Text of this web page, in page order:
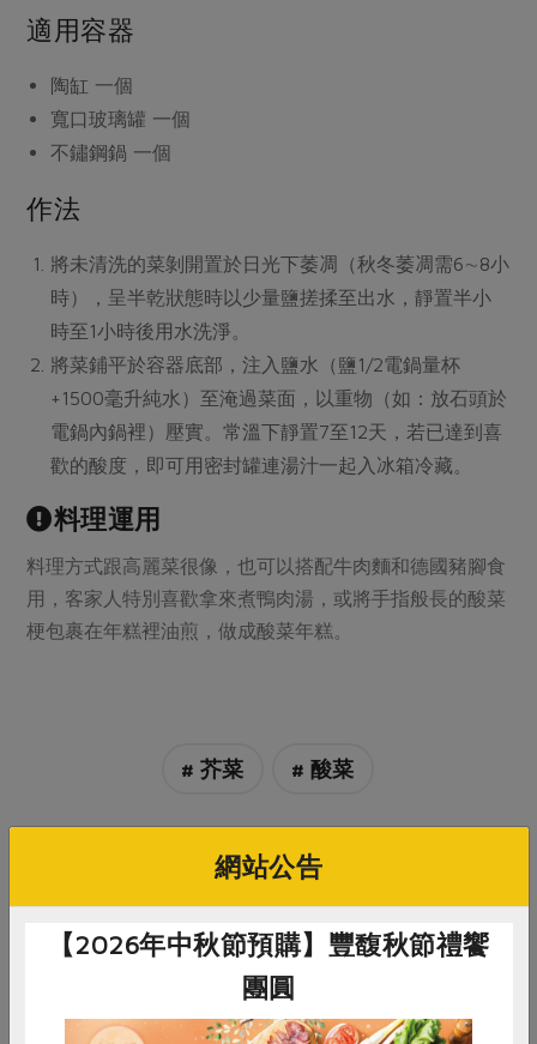
家庭清潔
防災用品
素食專區
樂齡友善
年菜食譜
養身食補
高麗菜海鮮煎餅
更多議題活動
把最好的台灣味帶回家！
生活者e週報
綠主張月刊
典藏閱覽室
選舉專區
最新消息
媒體報導
下載專區
社務會議
活動報下載
適用容器
陶缸 一個
寬口玻璃罐 一個
不鏽鋼鍋 一個
作法
將未清洗的菜剝開置於日光下萎凋（秋冬萎凋需6∼8小
時），呈半乾狀態時以少量鹽搓揉至出水，靜置半小
時至1小時後用水洗淨。
將菜鋪平於容器底部，注入鹽水（鹽1/2電鍋量杯
+1500毫升純水）至淹過菜面，以重物（如：放石頭於
電鍋內鍋裡）壓實。常溫下靜置7至12天，若已達到喜
歡的酸度，即可用密封罐連湯汁一起入冰箱冷藏。
料理運用
料理方式跟高麗菜很像，也可以搭配牛肉麵和德國豬腳食
用，客家人特別喜歡拿來煮鴨肉湯，或將手指般長的酸菜
梗包裹在年糕裡油煎，做成酸菜年糕。
# 芥菜 # 酸菜
你可能有興趣的食譜
網站公告
【2026年中秋節預購】豐馥秋節禮饗
團圓